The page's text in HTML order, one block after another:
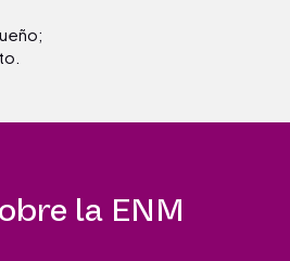
la ENM